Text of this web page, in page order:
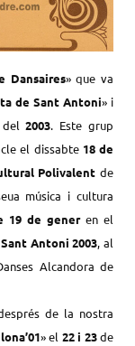
Dansaires» que va
de Sant Antoni» i
2003. Este grup
el dissabte 18 de
Polivalent de
música i cultura
19 de generen el
Antoni 2003, al
Alcandora de
de la nostra
» el 22 i 23de